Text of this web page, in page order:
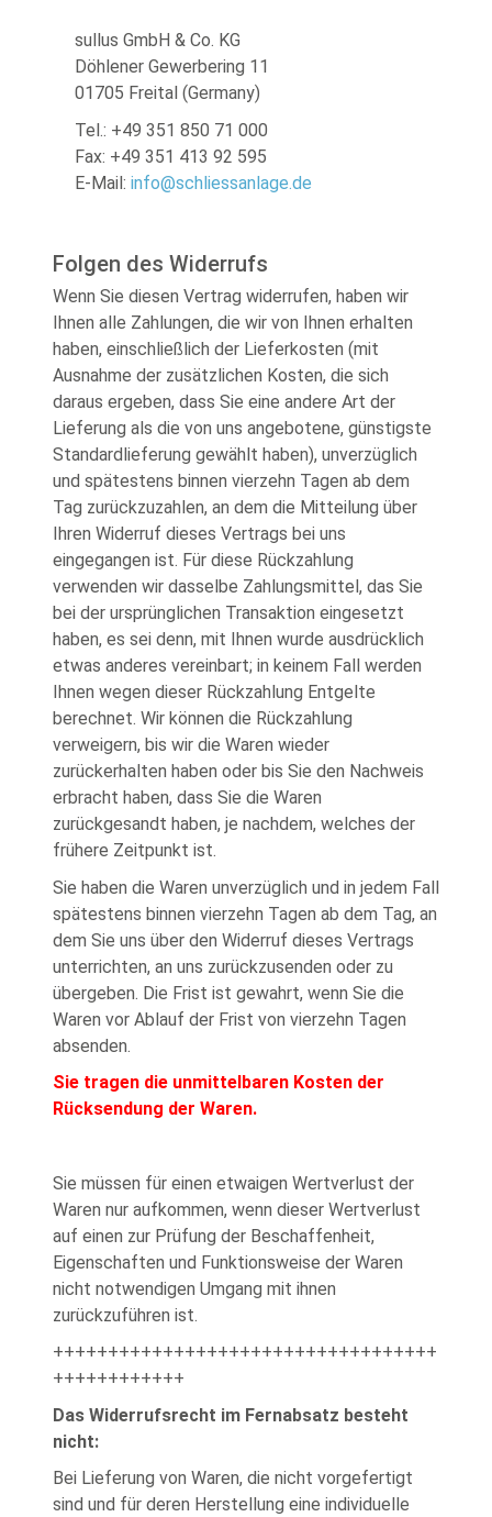
sullus GmbH & Co. KG
Döhlener Gewerbering 11
01705 Freital (Germany)
Tel.: +49 351 850 71 000
Fax: +49 351 413 92 595
E-Mail: info@schliessanlage.de
Folgen des Widerrufs
Wenn Sie diesen Vertrag widerrufen, haben wir
Ihnen alle Zahlungen, die wir von Ihnen erhalten
haben, einschließlich der Lieferkosten (mit
Ausnahme der zusätzlichen Kosten, die sich
daraus ergeben, dass Sie eine andere Art der
Lieferung als die von uns angebotene, günstigste
Standardlieferung gewählt haben), unverzüglich
und spätestens binnen vierzehn Tagen ab dem
Tag zurückzuzahlen, an dem die Mitteilung über
Ihren Widerruf dieses Vertrags bei uns
eingegangen ist. Für diese Rückzahlung
verwenden wir dasselbe Zahlungsmittel, das Sie
bei der ursprünglichen Transaktion eingesetzt
haben, es sei denn, mit Ihnen wurde ausdrücklich
etwas anderes vereinbart; in keinem Fall werden
Ihnen wegen dieser Rückzahlung Entgelte
berechnet. Wir können die Rückzahlung
verweigern, bis wir die Waren wieder
zurückerhalten haben oder bis Sie den Nachweis
erbracht haben, dass Sie die Waren
zurückgesandt haben, je nachdem, welches der
frühere Zeitpunkt ist.
Sie haben die Waren unverzüglich und in jedem Fall
spätestens binnen vierzehn Tagen ab dem Tag, an
dem Sie uns über den Widerruf dieses Vertrags
unterrichten, an uns zurückzusenden oder zu
übergeben. Die Frist ist gewahrt, wenn Sie die
Waren vor Ablauf der Frist von vierzehn Tagen
absenden.
Sie tragen die unmittelbaren Kosten der
Rücksendung der Waren.
Sie müssen für einen etwaigen Wertverlust der
Waren nur aufkommen, wenn dieser Wertverlust
auf einen zur Prüfung der Beschaffenheit,
Eigenschaften und Funktionsweise der Waren
nicht notwendigen Umgang mit ihnen
zurückzuführen ist.
+++++++++++++++++++++++++++++++++++
++++++++++++
Das Widerrufsrecht im Fernabsatz besteht
nicht:
Bei Lieferung von Waren, die nicht vorgefertigt
sind und für deren Herstellung eine individuelle